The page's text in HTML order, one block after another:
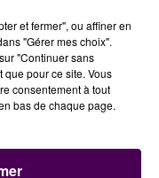
20h51
20h51
ZAHO & MC SOLAAR
et fermer", ou affiner en
"Gérer mes choix".
"Continuer sans
pour ce site. Vous
consentement à tout
bas de chaque page.